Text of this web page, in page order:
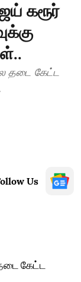
கரூர்
தடை கேட்ட
Us
கேட்ட